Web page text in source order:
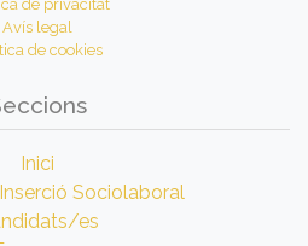
de privacitat
Avís legal
de cookies
Inici
Sociolaboral
es